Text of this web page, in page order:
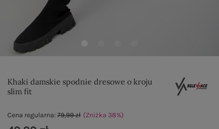
Khaki damskie spodnie dresowe o kroju
slim fit
Cena regularna:79,99 zł (Zniżka 38%)